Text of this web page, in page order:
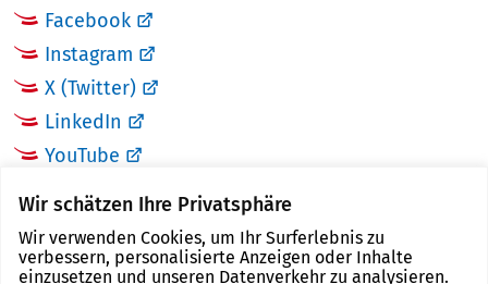
Wir schätzen Ihre Privatsphäre
Wir verwenden Cookies, um Ihr Surferlebnis zu
verbessern, personalisierte Anzeigen oder Inhalte
einzusetzen und unseren Datenverkehr zu analysieren.
Facebook
Instagram
X (Twitter)
LinkedIn
YouTube
LINKS
Landkreis Zwickau